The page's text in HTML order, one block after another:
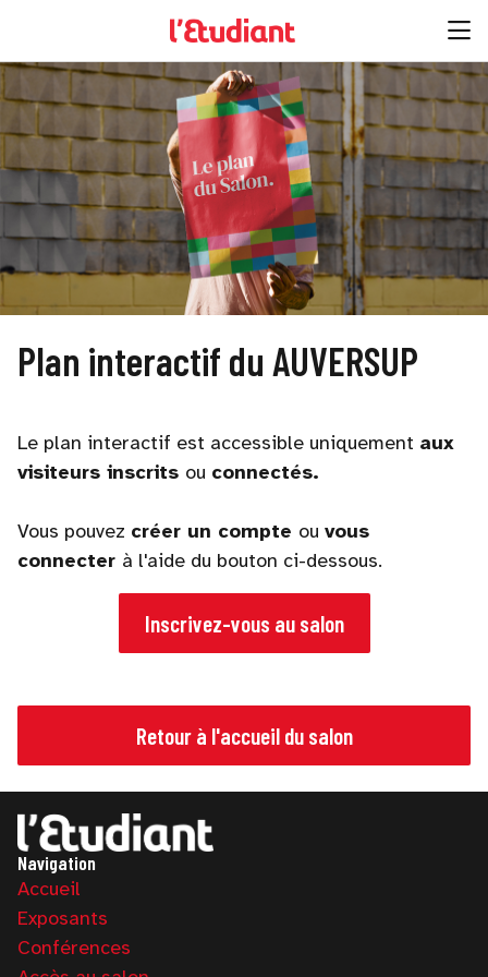
Plan interactif du AUVERSUP
Le plan interactif est accessible uniquement aux
visiteurs inscrits ou connectés.
Vous pouvez créer un compte ou vous
connecter à l'aide du bouton ci-dessous.
Inscrivez-vous au salon
Retour à l'accueil du salon
Navigation
Accueil
Exposants
Conférences